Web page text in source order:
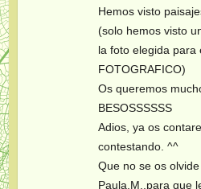
Hemos visto
(solo hemos visto
la foto elegida para
FOTOGRAFICO)
Os queremos
BESOSSSSSS
Adios, ya os
contestando. ^^
Que no se os
Paula.M.,para que